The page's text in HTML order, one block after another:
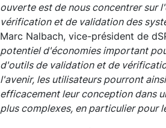
ouverte est de nous concentrer sur
vérification et de validation des
Marc Nalbach, vice-président de
potentiel d'économies important
d'outils de validation et de
l'avenir, les utilisateurs pourront
efficacement leur conception dans
plus complexes, en particulier pour